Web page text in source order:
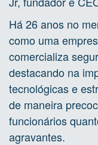
Há 26 anos no
como uma
comercializa
destacando na
tecnológicas e
de maneira
funcionários
agravantes.